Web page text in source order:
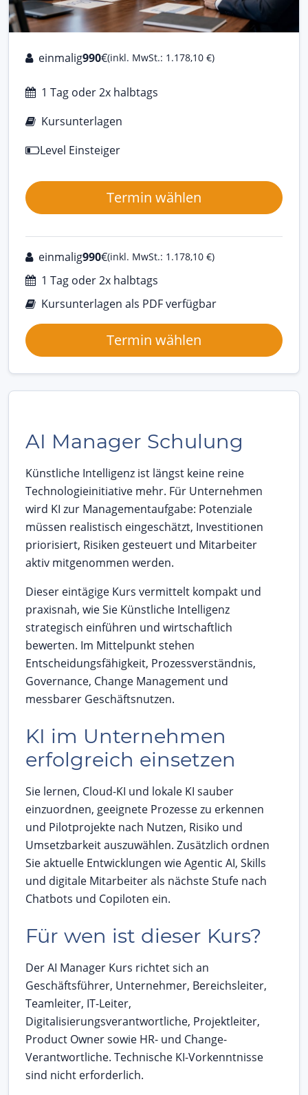
einmalig990€(inkl. MwSt.: 1.178,10 €)
1 Tag oder 2x halbtags
Kursunterlagen
Level Einsteiger
Termin wählen
einmalig990€(inkl. MwSt.: 1.178,10 €)
1 Tag oder 2x halbtags
Kursunterlagen als PDF verfügbar
Termin wählen
AI Manager Schulung
Künstliche Intelligenz ist längst keine reine
Technologieinitiative mehr. Für Unternehmen
wird KI zur Managementaufgabe: Potenziale
müssen realistisch eingeschätzt, Investitionen
priorisiert, Risiken gesteuert und Mitarbeiter
aktiv mitgenommen werden.
Dieser eintägige Kurs vermittelt kompakt und
praxisnah, wie Sie Künstliche Intelligenz
strategisch einführen und wirtschaftlich
bewerten. Im Mittelpunkt stehen
Entscheidungsfähigkeit, Prozessverständnis,
Governance, Change Management und
messbarer Geschäftsnutzen.
KI im Unternehmen
erfolgreich einsetzen
Sie lernen, Cloud-KI und lokale KI sauber
einzuordnen, geeignete Prozesse zu erkennen
und Pilotprojekte nach Nutzen, Risiko und
Umsetzbarkeit auszuwählen. Zusätzlich ordnen
Sie aktuelle Entwicklungen wie Agentic AI, Skills
und digitale Mitarbeiter als nächste Stufe nach
Chatbots und Copiloten ein.
Für wen ist dieser Kurs?
Der AI Manager Kurs richtet sich an
Geschäftsführer, Unternehmer, Bereichsleiter,
Teamleiter, IT-Leiter,
Digitalisierungsverantwortliche, Projektleiter,
Product Owner sowie HR- und Change-
Verantwortliche. Technische KI-Vorkenntnisse
sind nicht erforderlich.